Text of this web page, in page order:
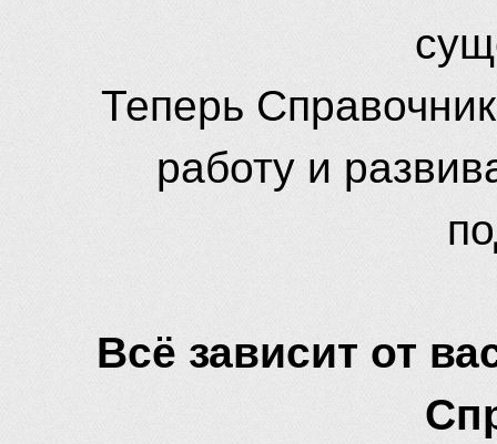
Теперь
работу и
Всё зависит от